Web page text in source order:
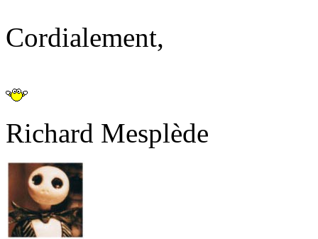
Cordialement,
Richard Mesplède